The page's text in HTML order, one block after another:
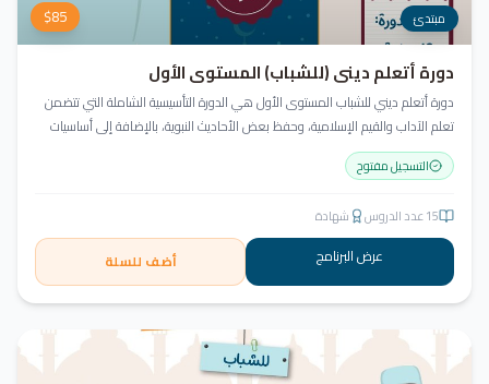
مبتدئ $85
دورة أتعلم ديني (للشباب) المستوى الأول
دورة أتعلم ديني للشباب المستوى الأول هي الدورة التأسيسية الشاملة التي تتضمن
تعلم الآداب والقيم الإسلامية، وحفظ بعض الأحاديث النبوية، بالإضافة إلى أساسيات
العقيدة والفقه، ودراسة السيرة النبوية (فقه، عقيدة، سيرة).
التسجيل مفتوح
15عدد الدروس شهادة
عرض البرنامج أضف للسلة